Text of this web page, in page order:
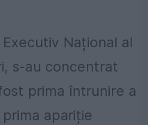
Național al
s-au concentrat
prima întrunire a
apariție